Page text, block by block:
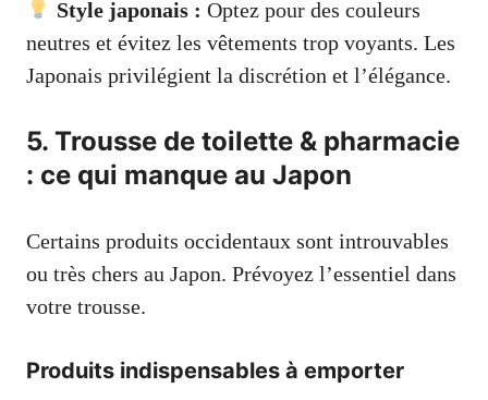
Style japonais : Optez pour des couleurs
neutres et évitez les vêtements trop voyants. Les
Japonais privilégient la discrétion et l’élégance.
5. Trousse de toilette & pharmacie
: ce qui manque au Japon
Certains produits occidentaux sont introuvables
ou très chers au Japon. Prévoyez l’essentiel dans
votre trousse.
Produits indispensables à emporter